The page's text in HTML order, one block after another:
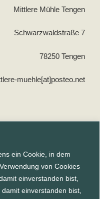
ein Cookie, in dem
von Cookies
einverstanden bist,
einverstanden bist,
Mittlere Mühle Tengen
Schwarzwaldstraße 7
78250 Tengen
muehle[at]posteo.net
Betreff/Text) an den
Mühlenverteiler